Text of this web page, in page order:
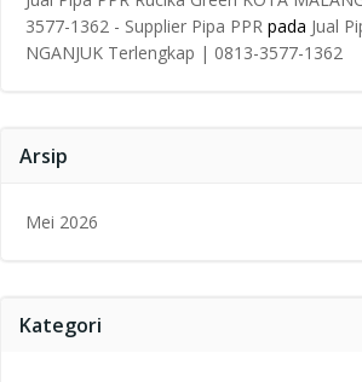
3577-1362 - Supplier Pipa PPR pada Jual
NGANJUK Terlengkap | 0813-3577-1362
Arsip
Mei 2026
Kategori